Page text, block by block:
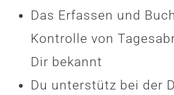
Das Erfassen und
Kontrolle von
Dir bekannt
Du unterstütz bei der